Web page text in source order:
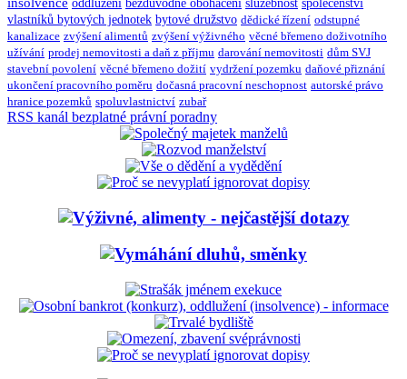
služebnost společenství
vlastníků bytových jednotek bytové družstvo dědické řízení odstupné
kanalizace zvýšení alimentů zvýšení výživného věcné břemeno doživotního
užívání prodej nemovitosti a daň z příjmu darování nemovitosti dům SVJ
stavební povolení věcné břemeno dožití vydržení pozemku daňové přiznání
ukončení pracovního poměru dočasná pracovní neschopnost autorské právo
hranice pozemků spoluvlastnictví zubař
RSS kanál bezplatné právní poradny